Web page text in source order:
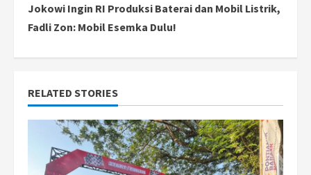
t
u
Jokowi Ingin RI Produksi Baterai dan Mobil Listrik,
Fadli Zon: Mobil Esemka Dulu!
RELATED STORIES